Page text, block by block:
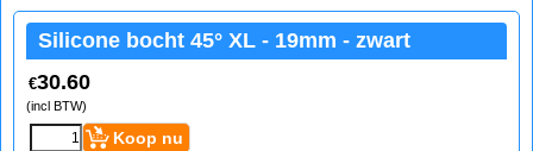
Silicone bocht 45° XL - 19mm - zwart
€30.60
(incl BTW)
Koop nu